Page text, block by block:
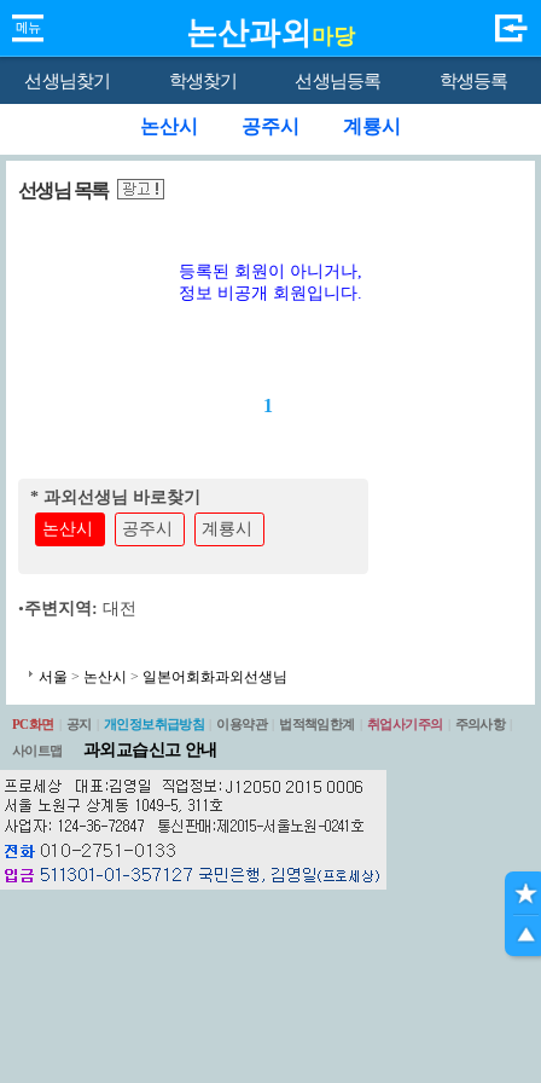
논산과외 마당
선생님찾기 학생찾기 선생님등록 학생등록
논산시 공주시 계룡시
선생님 목록
등록된 회원이 아니거나,
정보 비공개 회원입니다.
1
* 과외선생님 바로찾기
논산시
공주시 계룡시
•주변지역: 대전
서울 > 논산시 > 일본어회화과외선생님
PC화면 공지 개인정보취급방침 이용약관 법적책임한계 취업사기주의 주의사항
사이트맵
과외교습신고 안내